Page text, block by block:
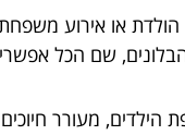
או אירוע
הבלונים, שם הכל
מעורר